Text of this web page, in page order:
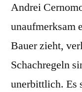
Andrei
unaufmerksam
Bauer zieht,
Schachregeln
unerbittlich. Es